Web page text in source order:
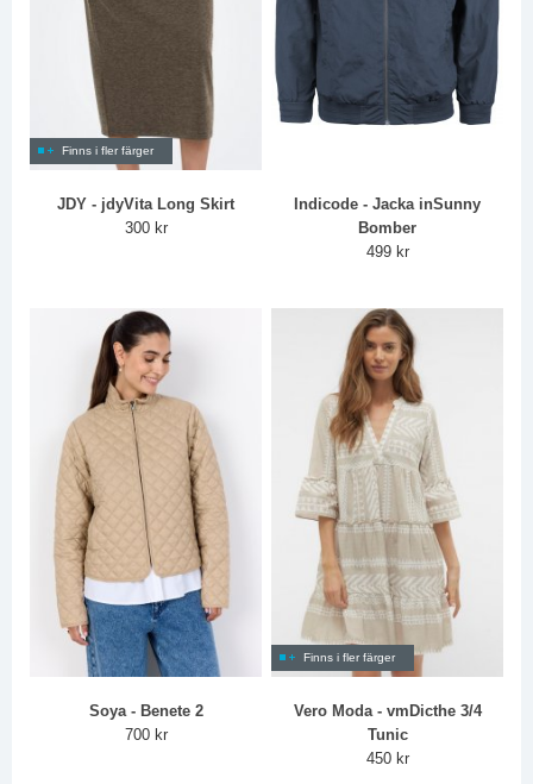
Finns i fler färger
JDY - jdyVita Long Skirt
300 kr
Indicode - Jacka inSunny
Bomber
499 kr
Soya - Benete 2
700 kr
Finns i fler färger
Vero Moda - vmDicthe 3/4
Tunic
450 kr